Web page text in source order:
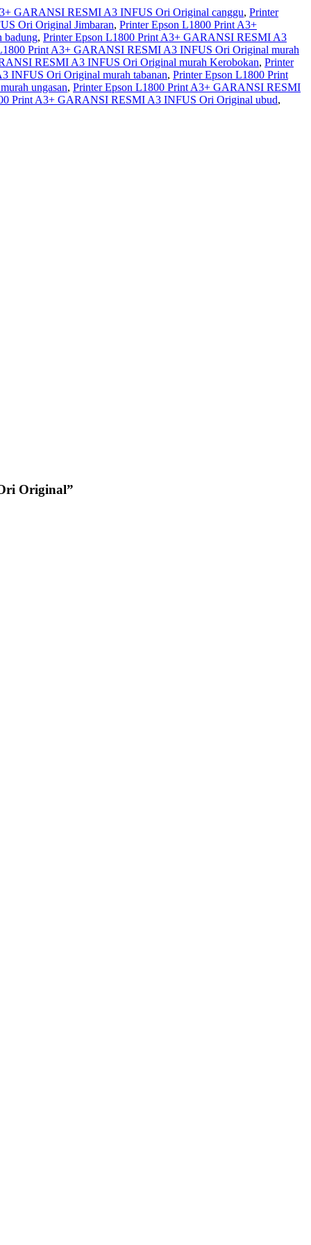
GARANSI RESMI A3 INFUS Ori Original canggu, Printer
Ori Original Jimbaran, Printer Epson L1800 Print A3+
badung, Printer Epson L1800 Print A3+ GARANSI RESMI A3
Print A3+ GARANSI RESMI A3 INFUS Ori Original murah
RESMI A3 INFUS Ori Original murah Kerobokan, Printer
INFUS Ori Original murah tabanan, Printer Epson L1800 Print
ungasan, Printer Epson L1800 Print A3+ GARANSI RESMI
Print A3+ GARANSI RESMI A3 INFUS Ori Original ubud,
Original”